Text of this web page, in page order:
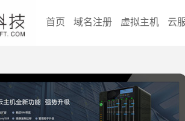
首页 域名注册 虚拟主机 云